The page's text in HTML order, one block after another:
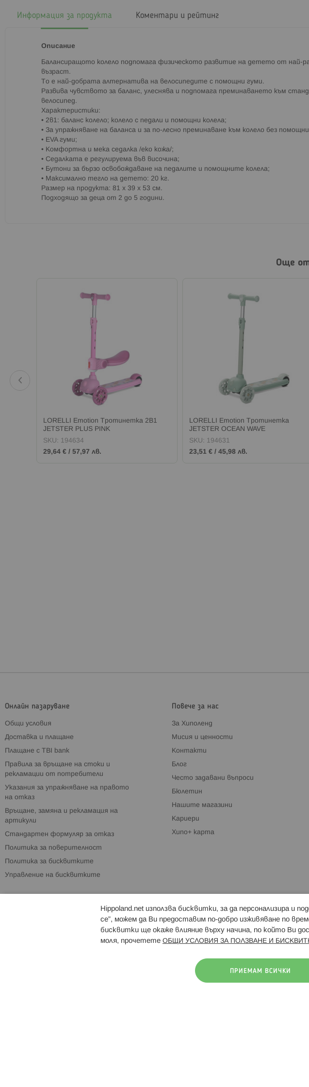
Информация за продукта
Описание
Балансиращото колело подпомага физическото развитие на детето от най-
възраст.
То е най-добрата алтернатива на велосипедите с помощни гуми.
Развива чувството за баланс, улеснява и подпомага преминаването към
велосипед.
Характеристики:
• 2в1: баланс колело; колело с педали и помощни колела;
• За упражняване на баланса и за по-лесно преминаване към колело без
• EVA гуми;
• Комфортна и мека седалка /еко кожа/;
• Седалката е регулируема във височина;
• Бутони за бързо освобождаване на педалите и помощните колела;
• Максимално тегло на детето: 20 кг.
Размер на продукта: 81 х 39 х 53 см.
Подходящо за деца от 2 до 5 години.
Коментари и рейтинг
Още
LORELLI Emotion Тротинетка 2В1
JETSTER PLUS PINK
SKU: 194634
29,64 € / 57,97 лв.
LORELLI Emotion Тротинетка
JETSTER OCEAN WAVE
SKU: 194631
23,51 € / 45,98 лв.
Онлайн пазаруване
Общи условия
Доставка и плащане
Плащане с TBI bank
Правила за връщане на стоки и
рекламации от потребители
Указания за упражняване на правото
на отказ
Връщане, замяна и рекламация на
артикули
Стандартен формуляр за отказ
Политика за поверителност
Политика за бисквитките
Управление на бисквитките
Повече за нас
За Хиполенд
Мисия и ценности
Контакти
Блог
Често задавани въпроси
Бюлетин
Нашите магазини
Кариери
Хипо+ карта
Брошури Магазини Свързани сайтове:
Hippoland.net използва бисквитки, за да персонализира и
се”, можем да Ви предоставим по-добро изживяване по
бисквитки ще окаже влияние върху начина, по който Ви
моля, прочетете ОБЩИ УСЛОВИЯ ЗА ПОЛЗВАНЕ И
ПРИЕМАМ ВСИЧКИ